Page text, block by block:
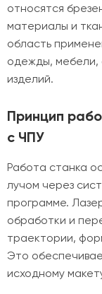
относятся
материалы и
область
одежды, мебели,
изделий.
Принцип
с ЧПУ
Работа станка
лучом через
программе.
обработки и
траектории,
Это
исходному